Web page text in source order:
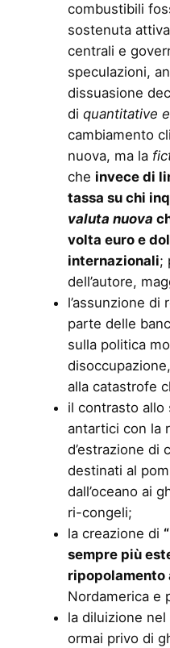
combustibili
sostenuta
centrali e
speculazioni,
dissuasione
di quantitative
cambiamento
nuova, ma la
che invece di
tassa su chi
valuta nuova
volta euro e
internazionali;
dell’autore,
l’assunzione di
parte delle
sulla politica
alla catastrofe
il contrasto allo
antartici con la
d’estrazione di
destinati al
dall’oceano ai
ri-congeli;
la creazione di
sempre più
ripopolamento
Nordamerica e
la diluizione
ormai privo di